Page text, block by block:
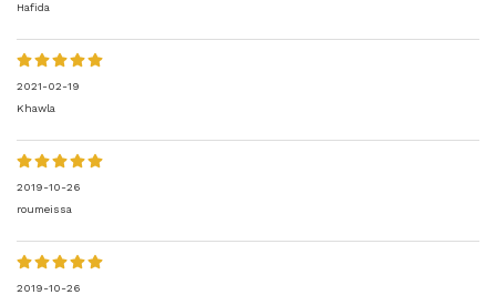
Hafida
2021-02-19
Khawla
2019-10-26
roumeissa
2019-10-26